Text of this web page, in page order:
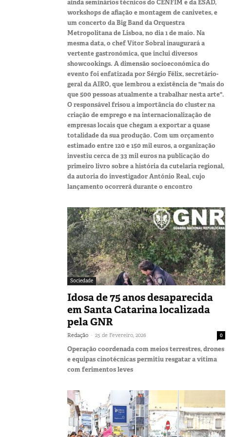
ainda seminários técnicos do CENFIM e da ESAD,
workshops de afiação e montagem de canivetes, e
um concerto da Big Band da Orquestra
Metropolitana de Lisboa, no dia 1 de maio. Na
mesma data, o chef Vítor Sobral inaugurará a
vertente gastronómica, que inclui diversos
showcookings. A dimensão socioeconómica do
evento foi enfatizada por Sérgio Félix, secretário-
geral da AIRO, que lembrou a existência de "mais do
que 500 pessoas atualmente a trabalhar nesta arte".
O responsável frisou a importância do cluster na
criação de emprego e na internacionalização de
empresas locais que chegam a exportar a quase
totalidade da sua produção. Com um orçamento
estimado entre 120 e 150 mil euros, a organização
investiu cerca de 33 mil euros na publicação do
primeiro livro sobre a história da cutelaria regional,
da autoria do investigador António Real, cujo
lançamento ocorrerá durante o encontro
Sociedade
Idosa de 75 anos desaparecida
em Santa Catarina localizada
pela GNR
Redação - 25 de Fevereiro, 2026 0
Operação coordenada com meios terrestres, drones
e equipas cinotécnicas permitiu resgatar a vítima
com ferimentos leves